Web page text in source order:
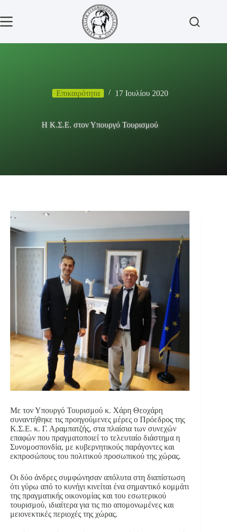
περιεχόμενο
Επικαιρότητα 17 Ιουλίου 2020
Η Κ.Σ.Ε. στον Υπουργό Τουρισμού
Με τον Υπουργό Τουρισμού κ. Χάρη Θεοχάρη
συναντήθηκε τις προηγούμενες μέρες ο Πρόεδρος της
Κ.Σ.Ε. κ. Γ. Αραμπατζής, στα πλαίσια των συνεχών
επαφών που πραγματοποιεί το τελευταίο διάστημα η
Συνομοσπονδία, με κυβερνητικούς παράγοντες και
εκπροσώπους του πολιτικού προσωπικού της χώρας.
Οι δύο άνδρες συμφώνησαν απόλυτα στη διαπίστωση
ότι γύρω από το κυνήγι κινείται ένα σημαντικό κομμάτι
της πραγματικής οικονομίας και του εσωτερικού
τουρισμού, ιδιαίτερα για τις πιο απομονωμένες και
μειονεκτικές περιοχές της χώρας.